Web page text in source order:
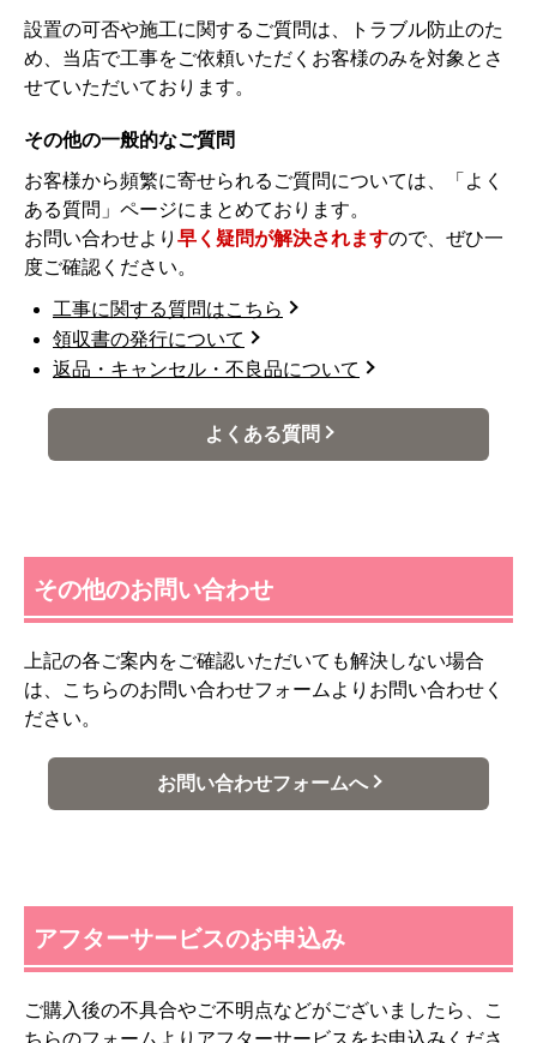
設置の可否や施工に関するご質問は、トラブル防止のた
め、当店で工事をご依頼いただくお客様のみを対象とさ
せていただいております。
その他の一般的なご質問
お客様から頻繁に寄せられるご質問については、「よく
ある質問」ページにまとめております。
お問い合わせより 早く疑問が解決されますので、ぜひ一
度ご確認ください。
工事に関する質問はこちら
領収書の発行について
返品・キャンセル・不良品について
よくある質問
その他のお問い合わせ
上記の各ご案内をご確認いただいても解決しない場合
は、こちらのお問い合わせフォームよりお問い合わせく
ださい。
お問い合わせフォームへ
アフターサービスのお申込み
ご購入後の不具合やご不明点などがございましたら、こ
ちらのフォームよりアフターサービスをお申込みくださ